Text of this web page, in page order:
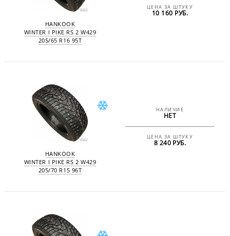
HANKOOK
WINTER I PIKE RS 2 W429
205/65 R16 95T
ЦЕНА ЗА ШТУКУ
10 160 РУБ.
HANKOOK
WINTER I PIKE RS 2 W429
205/70 R15 96T
НАЛИЧИЕ
НЕТ
ЦЕНА ЗА ШТУКУ
8 240 РУБ.